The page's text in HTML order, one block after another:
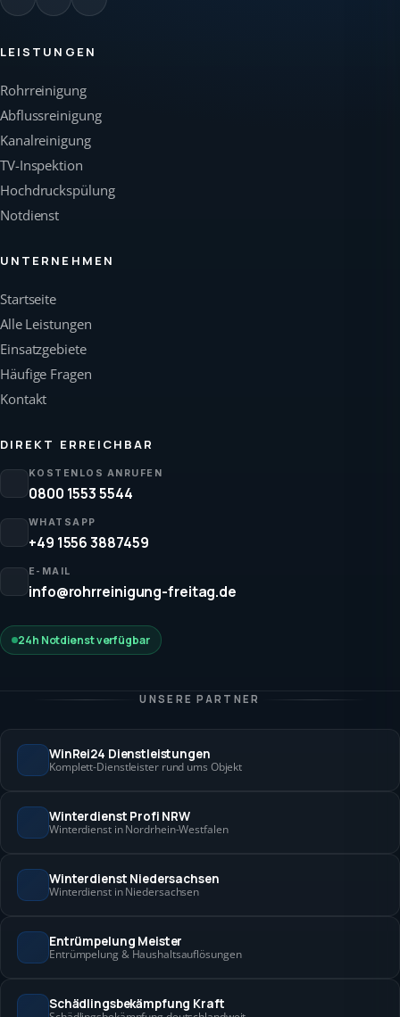
LEISTUNGEN
Rohrreinigung
Abflussreinigung
Kanalreinigung
TV-Inspektion
Hochdruckspülung
Notdienst
UNTERNEHMEN
Startseite
Alle Leistungen
Einsatzgebiete
Häufige Fragen
Kontakt
DIREKT ERREICHBAR
KOSTENLOS ANRUFEN
0800 1553 5544
WHATSAPP
+49 1556 3887459
E-MAIL
info@rohrreinigung-freitag.de
24h Notdienst verfügbar
UNSERE PARTNER
WinRei24 Dienstleistungen
Komplett-Dienstleister rund ums Objekt
Winterdienst Profi NRW
Winterdienst in Nordrhein-Westfalen
Winterdienst Niedersachsen
Winterdienst in Niedersachsen
Entrümpelung Meister
Entrümpelung & Haushaltsauflösungen
Schädlingsbekämpfung Kraft